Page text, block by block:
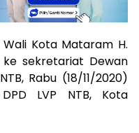
Wali Kota Mataram H.
sekretariat Dewan
Rabu (18/11/2020)
LVP NTB, Kota